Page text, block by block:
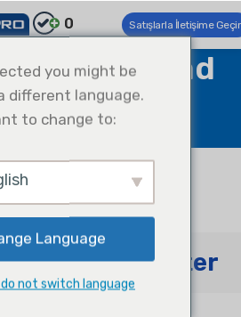
0 Satışlarla İletişime
Download
Center
you might be
different language.
to change to:
Language
do not switch language